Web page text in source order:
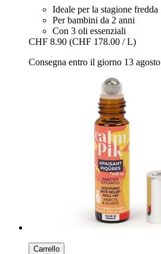
Ideale per la stagione fredda
Per bambini da 2 anni
Con 3 oli essenziali
CHF 8.90 (CHF 178.00 / L)
Consegna entro il giorno 13 agosto
Carrello